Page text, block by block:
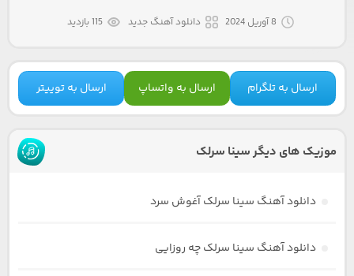
8 آوریل 2024 دانلود آهنگ جدید 115 بازدید
ارسال به تلگرام ارسال به واتساپ ارسال به توییتر
موزیک های دیگر سینا سرلک
دانلود آهنگ سینا سرلک آغوش سرد
دانلود آهنگ سینا سرلک چه روزایی